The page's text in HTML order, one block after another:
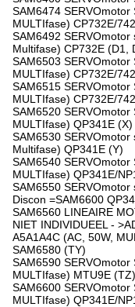
SAM6474 SERVOmotor
MULTIfase) CP732E/
SAM6492 SERVOmotor
Multifase) CP732E (D1,
SAM6503 SERVOmotor
MULTIfase) CP732E/
SAM6515 SERVOmotor
MULTIfase) CP732E/
SAM6520 SERVOmotor
MULTIfase) QP341E (X)
SAM6530 SERVOmotor
Multifase) QP341E (Y)
SAM6540 SERVOmotor
MULTIfase) QP341E/
SAM6550
Discon =SAM6600
SAM6560 LINEAIRE
NIET INDIVIDUEEL -
A5A1A4C (AC, 50W,
SAM6580 (TY)
SAM6590 SERVOmotor
MULTIfase) MTU9E (TZ)
SAM6600 SERVOmotor
MULTIfase) QP341E/